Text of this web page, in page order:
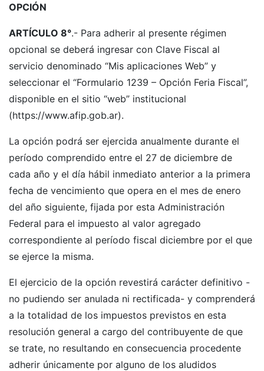
OPCIÓN
ARTÍCULO 8°.- Para adherir al presente régimen
opcional se deberá ingresar con Clave Fiscal al
servicio denominado “Mis aplicaciones Web” y
seleccionar el “Formulario 1239 – Opción Feria Fiscal”,
disponible en el sitio “web” institucional
(https://www.afip.gob.ar).
La opción podrá ser ejercida anualmente durante el
período comprendido entre el 27 de diciembre de
cada año y el día hábil inmediato anterior a la primera
fecha de vencimiento que opera en el mes de enero
del año siguiente, fijada por esta Administración
Federal para el impuesto al valor agregado
correspondiente al período fiscal diciembre por el que
se ejerce la misma.
El ejercicio de la opción revestirá carácter definitivo -
no pudiendo ser anulada ni rectificada- y comprenderá
a la totalidad de los impuestos previstos en esta
resolución general a cargo del contribuyente de que
se trate, no resultando en consecuencia procedente
adherir únicamente por alguno de los aludidos